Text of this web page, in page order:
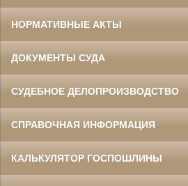
НОРМАТИВНЫЕ АКТЫ
ДОКУМЕНТЫ СУДА
СУДЕБНОЕ ДЕЛОПРОИЗВОДСТВО
СПРАВОЧНАЯ ИНФОРМАЦИЯ
КАЛЬКУЛЯТОР ГОСПОШЛИНЫ